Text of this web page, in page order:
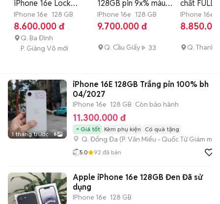
iPhone 16e Lock
128GB Đen, Trắng
IPhone 16e 128 GB
8.600.000 đ
Q. Ba Đình
P. Giảng Võ mới
128GB pin 9x% màu
đen zin đẹp
IPhone 16e 128 GB
9.700.000 đ
Q. Cầu Giấy 33
chất
new
IPhone 16e
Q. Thanh
1 tháng trước 6
iPhone 16E 128GB Trắng pin 100% bh
04/2027
IPhone 16e 128 GB Còn bảo hành
11.300.000 đ
Giá tốt Kèm phụ kiện Có quà tặng
Q. Đống Đa (P. Văn Miếu - Quốc Tử Giám mới)
5.0 92 đã bán
Apple iPhone 16e 128GB Đen Đã sử
dụng
IPhone 16e 128 GB